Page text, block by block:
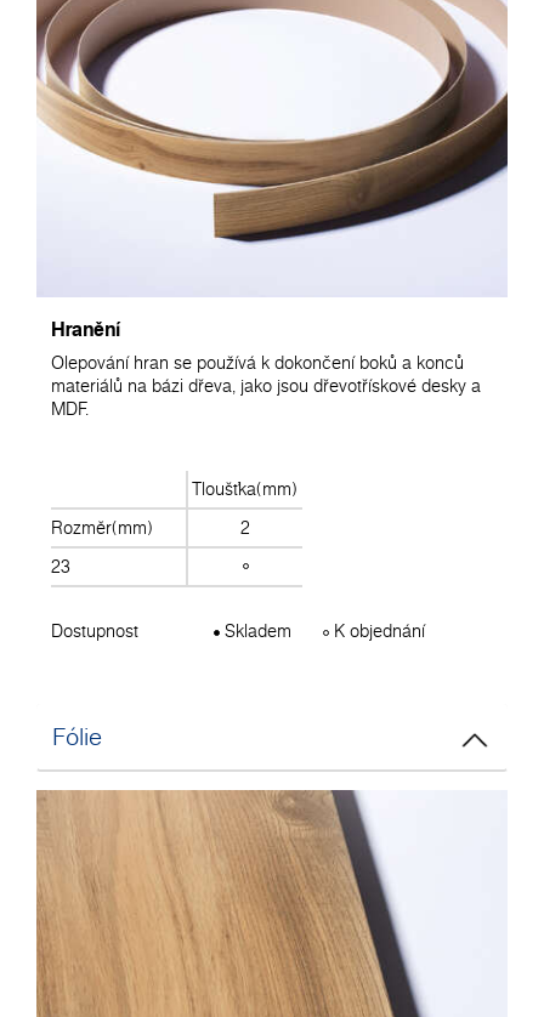
Hranění
Olepování hran se používá k dokončení boků a konců
materiálů na bázi dřeva, jako jsou dřevotřískové desky a
MDF.
Tloušťka(mm)
Rozměr(mm)
2
23
Dostupnost Skladem K objednání
Fólie